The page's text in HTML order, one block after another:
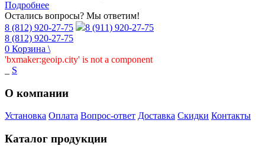
Подробнее
Остались вопросы? Мы ответим!
8 (812) 920-27-75
8 (911) 920-27-75
8 (812) 920-27-75
0 Корзина \
'bxmaker:geoip.city' is not a component
S
О компании
Установка Оплата Вопрос-ответ Доставка Скидки Контакты
Каталог продукции